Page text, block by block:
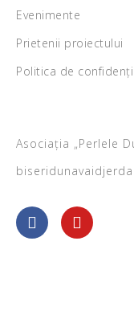
Evenimente
Prietenii proiectului
Politica de
Asociația „Perlele